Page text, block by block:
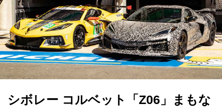
シボレー コルベット「Z06」まもな